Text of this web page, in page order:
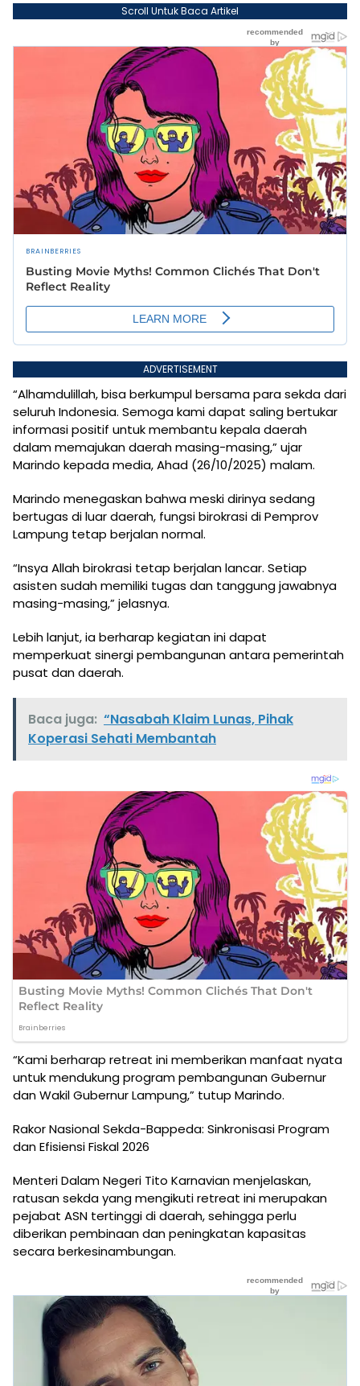
Scroll Untuk Baca Artikel
ADVERTISEMENT
“Alhamdulillah, bisa berkumpul bersama para sekda dari
seluruh Indonesia. Semoga kami dapat saling bertukar
informasi positif untuk membantu kepala daerah
dalam memajukan daerah masing-masing,” ujar
Marindo kepada media, Ahad (26/10/2025) malam.
Marindo menegaskan bahwa meski dirinya sedang
bertugas di luar daerah, fungsi birokrasi di Pemprov
Lampung tetap berjalan normal.
“Insya Allah birokrasi tetap berjalan lancar. Setiap
asisten sudah memiliki tugas dan tanggung jawabnya
masing-masing,” jelasnya.
Lebih lanjut, ia berharap kegiatan ini dapat
memperkuat sinergi pembangunan antara pemerintah
pusat dan daerah.
Baca juga: “Nasabah Klaim Lunas, Pihak
Koperasi Sehati Membantah
“Kami berharap retreat ini memberikan manfaat nyata
untuk mendukung program pembangunan Gubernur
dan Wakil Gubernur Lampung,” tutup Marindo.
Rakor Nasional Sekda-Bappeda: Sinkronisasi Program
dan Efisiensi Fiskal 2026
Menteri Dalam Negeri Tito Karnavian menjelaskan,
ratusan sekda yang mengikuti retreat ini merupakan
pejabat ASN tertinggi di daerah, sehingga perlu
diberikan pembinaan dan peningkatan kapasitas
secara berkesinambungan.